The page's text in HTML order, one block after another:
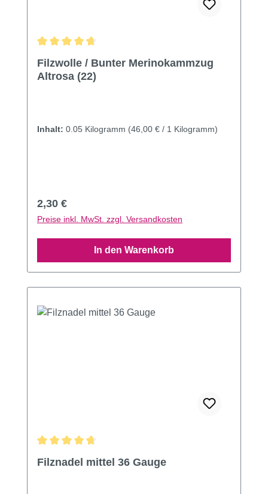
Filzwolle / Bunter Merinokammzug
Altrosa (22)
Inhalt: 0.05 Kilogramm (46,00 € / 1 Kilogramm)
Regulärer Preis:
2,30 €
Preise inkl. MwSt. zzgl. Versandkosten
In den Warenkorb
Filznadel mittel 36 Gauge